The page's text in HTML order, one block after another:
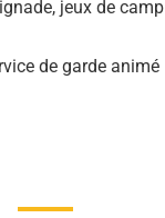
jeux de camp
de garde animé